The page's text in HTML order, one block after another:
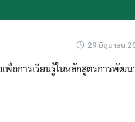
29 มิถุนายน
เพื่อการเรียนรู้ในหลักสูตรการพัฒ